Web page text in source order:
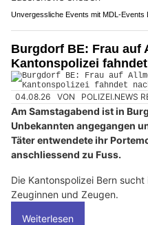
Unvergessliche Events mit MDL-
Burgdorf BE: Frau auf
Kantonspolizei
04.08.26 VON POLIZEI.NEWS
Am Samstagabend ist in
Unbekannten angegangen
Täter entwendete ihr
anschliessend zu Fuss.
Die Kantonspolizei Bern
Zeuginnen und Zeugen.
Weiterlesen